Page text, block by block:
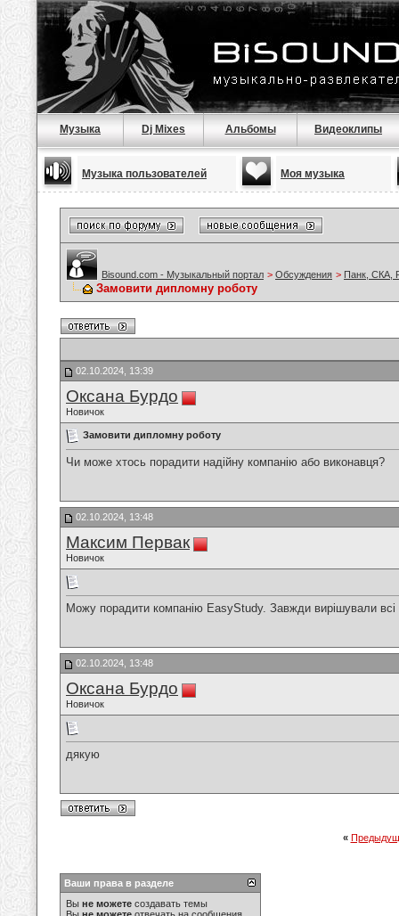
Музыка Dj Mixes Альбомы Видеоклипы
Музыка пользователей Моя музыка
Bisound.com - Музыкальный портал > Обсуждения > Панк, СКА,
Замовити дипломну роботу
02.10.2024, 13:39
Оксана Бурдо
Новичок
Замовити дипломну роботу
Чи може хтось порадити надійну компанію або виконавця?
02.10.2024, 13:48
Максим Первак
Новичок
Можу порадити компанію EasyStudy. Завжди вирішували
02.10.2024, 13:48
Оксана Бурдо
Новичок
дякую
«
Ваши права в разделе
Вы не можете создавать темы